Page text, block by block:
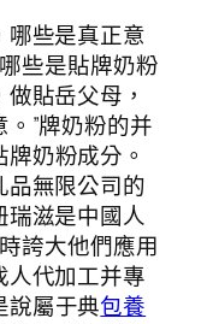
些是真正意
些是貼牌奶粉
貼岳父母，
”牌奶粉的并
牌奶粉成分。
無限公司的
瑞滋是中國人
誇大他們應用
人代加工并專
說屬于典包養